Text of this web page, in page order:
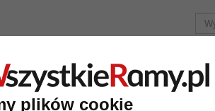
plików cookie
do obrazów na wymiar Passe-partout
Tylko 25,95 złza